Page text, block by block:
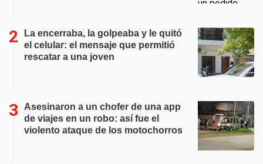
La encerraba, la golpeaba y le quitó
el celular: el mensaje que permitió
rescatar a una joven
Asesinaron a un chofer de una app
de viajes en un robo: así fue el
violento ataque de los motochorros